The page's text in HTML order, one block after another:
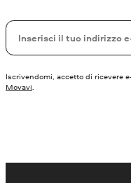
La tua e-mail
Iscrivendomi, accetto di ricevere
Movavi